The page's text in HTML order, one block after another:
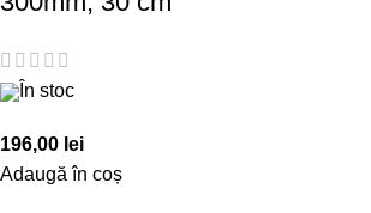
În stoc
196,00 lei
Adaugă în coș